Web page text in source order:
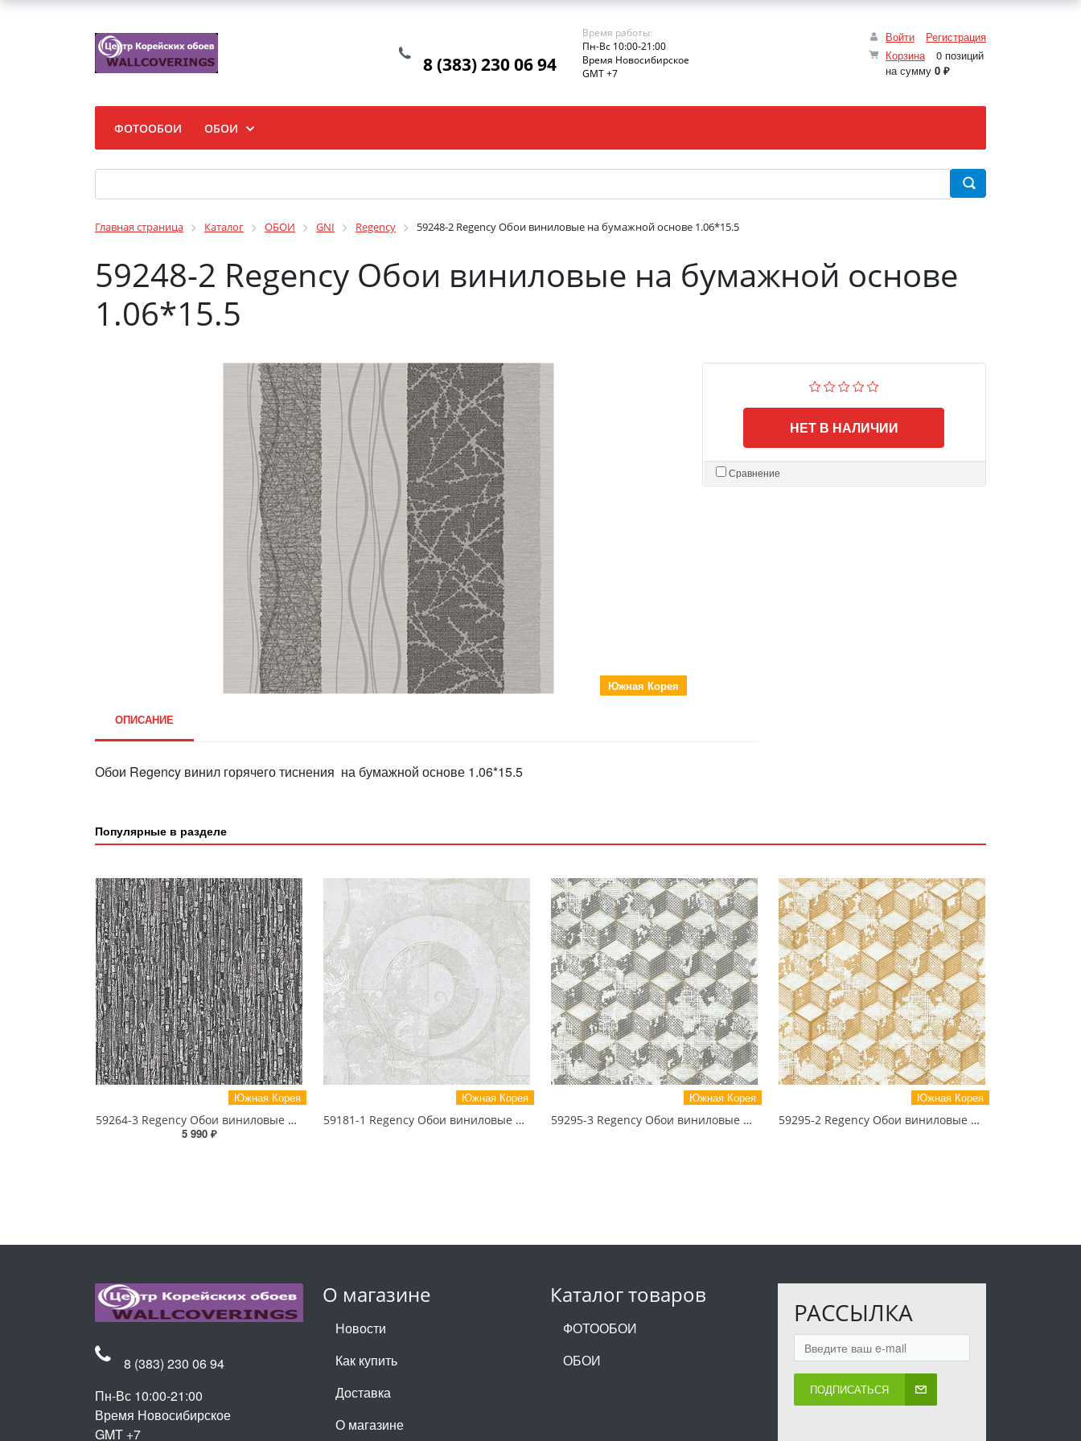
Войти
Регистрация
Корзина
0 позиций
на сумму 0 ₽
8 (383) 230 06 94
Время работы:
Пн-Вс 10:00-21:00
Время Новосибирское
GMT +7
ФОТООБОИ ОБОИ
Главная страница Каталог ОБОИ GNI Regency 59248-2 Regency Обои виниловые на бумажной основе 1.06*15.5
59248-2 Regency Обои виниловые на бумажной основе
1.06*15.5
Южная Корея
НЕТ В НАЛИЧИИ
Сравнение
ОПИСАНИЕ
Обои Regency винил горячего тиснения на бумажной основе 1.06*15.5
Популярные в разделе
Южная Корея
59264-3 Regency Обои виниловые на бумажной основе 1.06*15.5
5 990 ₽
Южная Корея
59181-1 Regency Обои виниловые на бумажной основе 1.06*15.5
Южная Корея
59295-3 Regency Обои виниловые на бумажной основе 1.06*15.5
Южная Корея
59295-2 Regency Обои виниловые на бумажной основе 1.06*15.5
О магазине
Новости
Как купить
Доставка
О магазине
Каталог товаров
ФОТООБОИ
ОБОИ
РАССЫЛКА
ПОДПИСАТЬСЯ
8 (383) 230 06 94
Пн-Вс 10:00-21:00
Время Новосибирское
GMT +7